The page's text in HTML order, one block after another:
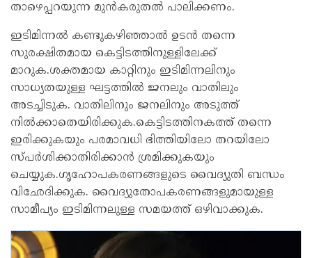
താഴെപ്പറയുന്ന മുൻകരുതൽ പാലിക്കണം.
ഇടിമിന്നൽ കണ്ടുകഴിഞ്ഞാൽ ഉടൻ തന്നെ
സുരക്ഷിതമായ കെട്ടിടത്തിനുള്ളിലേക്ക്
മാറുക.ശക്തമായ കാറ്റിനും ഇടിമിന്നലിനും
സാധ്യതയുള്ള ഘട്ടത്തിൽ ജനലും വാതിലും
അടച്ചിടുക. വാതിലിനും ജനലിനും അടുത്ത്
നിൽക്കാതെയിരിക്കുക.കെട്ടിടത്തിനകത്ത് തന്നെ
ഇരിക്കുകയും പരമാവധി ഭിത്തിയിലോ തറയിലോ
സ്പർശിക്കാതിരിക്കാൻ ശ്രമിക്കുകയും
ചെയ്യുക.ഗൃഹോപകരണങ്ങളുടെ വൈദ്യുതി ബന്ധം
വിഛേദിക്കുക. വൈദ്യുതോപകരണങ്ങളുമായുള്ള
സാമീപ്യം ഇടിമിന്നലുള്ള സമയത്ത് ഒഴിവാക്കുക.